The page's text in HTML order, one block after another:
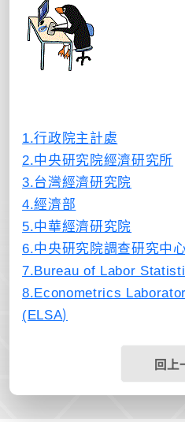
1.行政院主計處
2.中央研究院經濟研究所
3.台灣經濟研究院
4.經濟部
5.中華經濟研究院
6.中央研究院調查研究中心
7.Bureau of Labor
8.Econometrics
(ELSA)
回上